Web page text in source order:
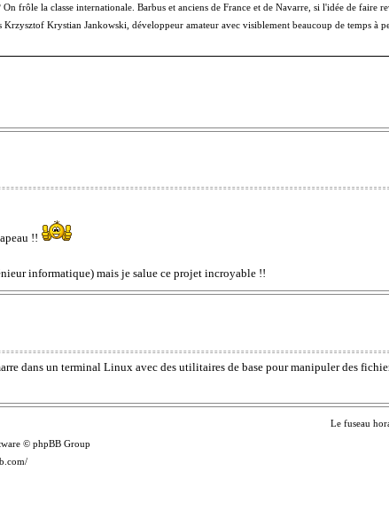
frôle la classe internationale. Barbus et anciens de France et de Navarre, si l'idée de faire
Krystian Jankowski, développeur amateur avec visiblement beaucoup de temps à
!!
informatique) mais je salue ce projet incroyable !!
dans un terminal Linux avec des utilitaires de base pour manipuler des
Le fuseau
© phpBB Group